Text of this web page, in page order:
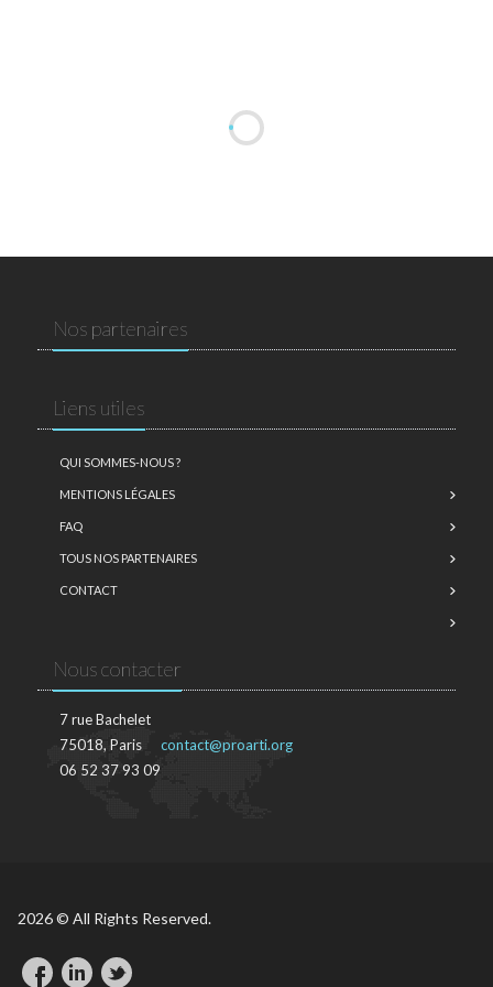
Nos partenaires
Liens utiles
QUI SOMMES-NOUS ?
MENTIONS LÉGALES
FAQ
TOUS NOS PARTENAIRES
CONTACT
Nous contacter
7 rue Bachelet
75018, Paris
06 52 37 93 09
contact@proarti.org
2026 © All Rights Reserved.